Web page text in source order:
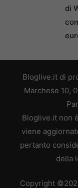
di
Bloglive.it di
Marchese 10,
Bloglive.it non
viene
pertanto
della
Copyright